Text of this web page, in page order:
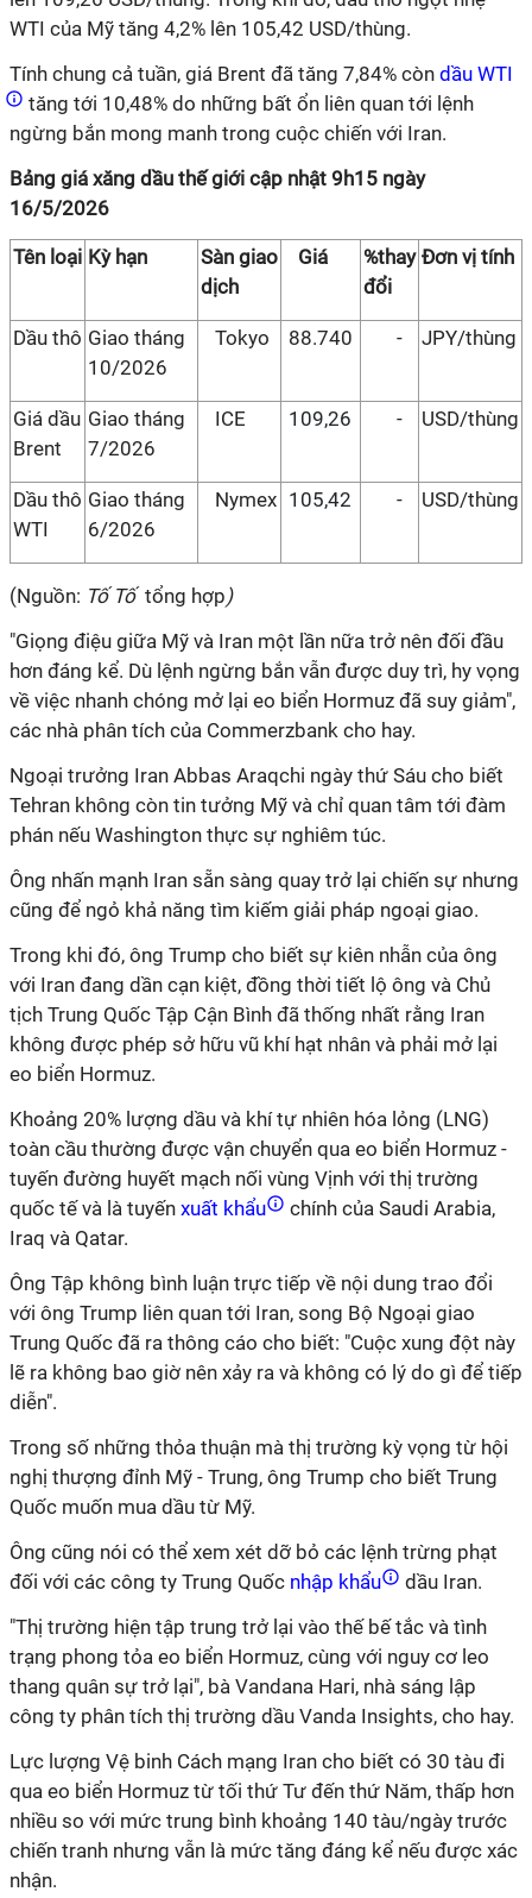
WTI của Mỹ tăng 4,2% lên 105,42 USD/thùng.
Tính chung cả tuần, giá Brent đã tăng 7,84% còn dầu WTI
tăng tới 10,48% do những bất ổn liên quan tới lệnh
ngừng bắn mong manh trong cuộc chiến với Iran.
Bảng giá xăng dầu thế giới cập nhật 9h15 ngày
16/5/2026
Tên loại Kỳ hạn
Sàn giao
dịch
Giá
%thay
đổi
Đơn vị tính
Dầu thô Giao tháng
10/2026
Tokyo 88.740 - JPY/thùng
Giá dầu
Brent
Giao tháng
7/2026
ICE 109,26 - USD/thùng
Dầu thô
WTI
Giao tháng
6/2026
Nymex 105,42 - USD/thùng
(Nguồn: Tố Tố tổng hợp)
"Giọng điệu giữa Mỹ và Iran một lần nữa trở nên đối đầu
hơn đáng kể. Dù lệnh ngừng bắn vẫn được duy trì, hy vọng
về việc nhanh chóng mở lại eo biển Hormuz đã suy giảm",
các nhà phân tích của Commerzbank cho hay.
Ngoại trưởng Iran Abbas Araqchi ngày thứ Sáu cho biết
Tehran không còn tin tưởng Mỹ và chỉ quan tâm tới đàm
phán nếu Washington thực sự nghiêm túc.
Ông nhấn mạnh Iran sẵn sàng quay trở lại chiến sự nhưng
cũng để ngỏ khả năng tìm kiếm giải pháp ngoại giao.
Trong khi đó, ông Trump cho biết sự kiên nhẫn của ông
với Iran đang dần cạn kiệt, đồng thời tiết lộ ông và Chủ
tịch Trung Quốc Tập Cận Bình đã thống nhất rằng Iran
không được phép sở hữu vũ khí hạt nhân và phải mở lại
eo biển Hormuz.
Khoảng 20% lượng dầu và khí tự nhiên hóa lỏng (LNG)
toàn cầu thường được vận chuyển qua eo biển Hormuz -
tuyến đường huyết mạch nối vùng Vịnh với thị trường
quốc tế và là tuyến xuất khẩu
chính của Saudi Arabia,
Iraq và Qatar.
Ông Tập không bình luận trực tiếp về nội dung trao đổi
với ông Trump liên quan tới Iran, song Bộ Ngoại giao
Trung Quốc đã ra thông cáo cho biết: "Cuộc xung đột này
lẽ ra không bao giờ nên xảy ra và không có lý do gì để tiếp
diễn".
Trong số những thỏa thuận mà thị trường kỳ vọng từ hội
nghị thượng đỉnh Mỹ - Trung, ông Trump cho biết Trung
Quốc muốn mua dầu từ Mỹ.
Ông cũng nói có thể xem xét dỡ bỏ các lệnh trừng phạt
đối với các công ty Trung Quốc nhập khẩu
dầu Iran.
"Thị trường hiện tập trung trở lại vào thế bế tắc và tình
trạng phong tỏa eo biển Hormuz, cùng với nguy cơ leo
thang quân sự trở lại", bà Vandana Hari, nhà sáng lập
công ty phân tích thị trường dầu Vanda Insights, cho hay.
Lực lượng Vệ binh Cách mạng Iran cho biết có 30 tàu đi
qua eo biển Hormuz từ tối thứ Tư đến thứ Năm, thấp hơn
nhiều so với mức trung bình khoảng 140 tàu/ngày trước
chiến tranh nhưng vẫn là mức tăng đáng kể nếu được xác
nhận.